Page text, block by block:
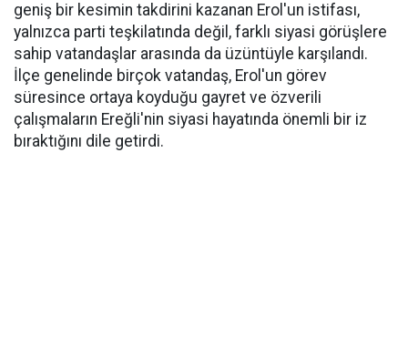
geniş bir kesimin takdirini kazanan Erol'un istifası,
yalnızca parti teşkilatında değil, farklı siyasi görüşlere
sahip vatandaşlar arasında da üzüntüyle karşılandı.
İlçe genelinde birçok vatandaş, Erol'un görev
süresince ortaya koyduğu gayret ve özverili
çalışmaların Ereğli'nin siyasi hayatında önemli bir iz
bıraktığını dile getirdi.